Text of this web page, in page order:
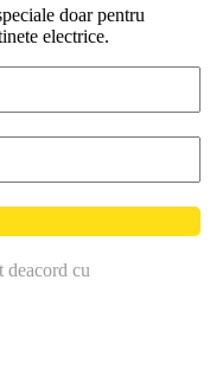
doar pentru
electrice.
deacord cu